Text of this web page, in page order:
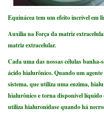
Equinácea tem um efeito incrível em
Auxilia na Força da matriz
matriz extracelular.
Cada uma das nossas células banha-
ácido hialurônico. Quando um
sistema, que utiliza uma enzima,
hialurônico e torna disponível líquido
utiliza hialuronidase quando há